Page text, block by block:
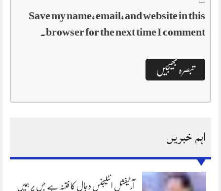
Save my name, email, and website in this
browser for the next time I comment.
اہم خبریں
آرٹیفشل انٹلیجنس دجال کا فتنہ ہے جس پر ہمیں